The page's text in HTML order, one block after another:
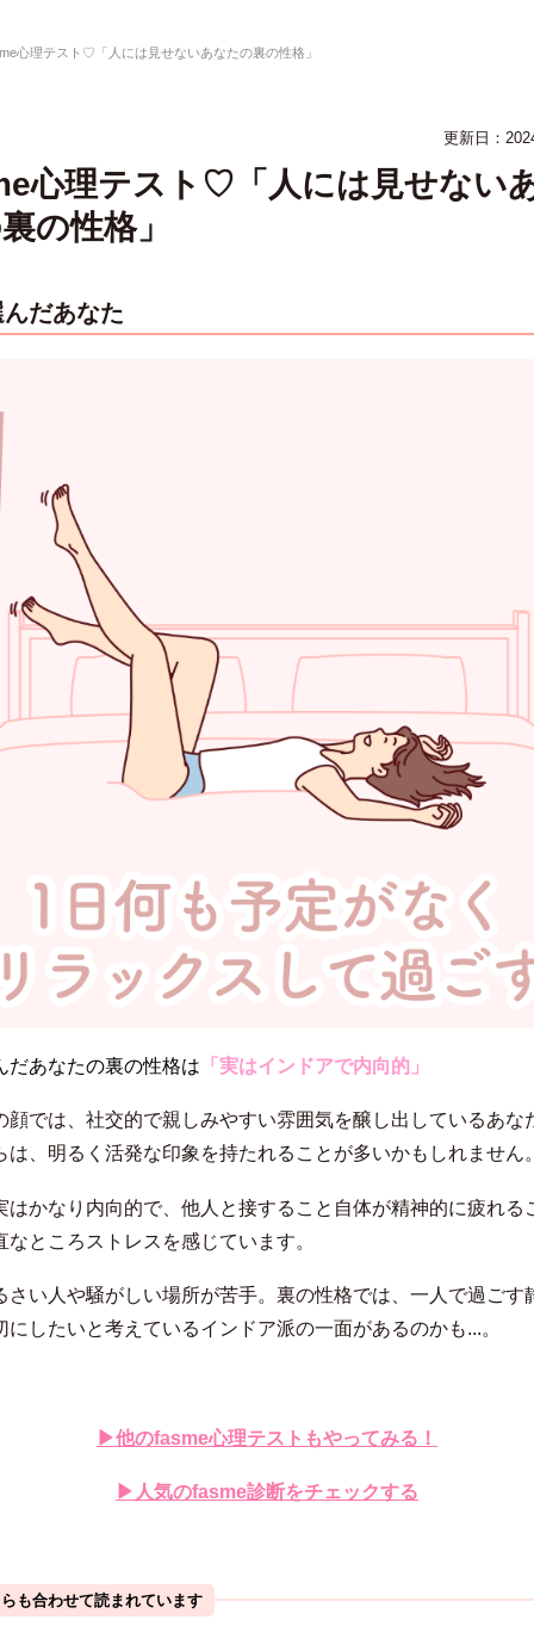
心理テスト♡「人には見せないあなたの裏の性格」
更新日：
心理テスト♡「人には見せない
の性格」
だあなた
あなたの裏の性格は 「実はインドアで内向的」
顔では、社交的で親しみやすい雰囲気を醸し出しているあな
は、明るく活発な印象を持たれることが多いかもしれません。
はかなり内向的で、他人と接すること自体が精神的に疲れる
なところストレスを感じています。
さい人や騒がしい場所が苦手。裏の性格では、一人で過ごす
にしたいと考えているインドア派の一面があるのかも...。
▶︎他のfasme心理テストもやってみる！
▶︎人気のfasme診断をチェックする
も合わせて読まれています